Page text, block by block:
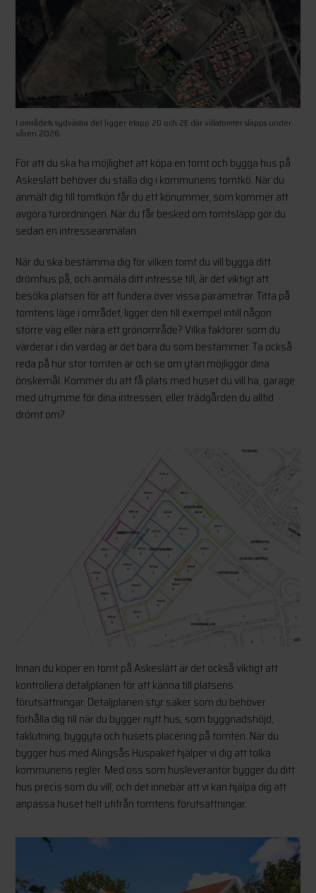
I områdets sydvästra del ligger etapp 2D och 2E där villatomter släpps under
våren 2026.
För att du ska ha möjlighet att köpa en tomt och bygga hus på
Askeslätt behöver du ställa dig i kommunens tomtkö. När du
anmält dig till tomtkön får du ett könummer, som kommer att
avgöra turordningen. När du får besked om tomtsläpp gör du
sedan en intresseanmälan.
När du ska bestämma dig för vilken tomt du vill bygga ditt
drömhus på, och anmäla ditt intresse till, är det viktigt att
besöka platsen för att fundera över vissa parametrar. Titta på
tomtens läge i området, ligger den till exempel intill någon
större väg eller nära ett grönområde? Vilka faktorer som du
värderar i din vardag är det bara du som bestämmer. Ta också
reda på hur stor tomten är och se om ytan möjliggör dina
önskemål. Kommer du att få plats med huset du vill ha, garage
med utrymme för dina intressen, eller trädgården du alltid
drömt om?
Innan du köper en tomt på Askeslätt är det också viktigt att
kontrollera detaljplanen för att känna till platsens
förutsättningar. Detaljplanen styr saker som du behöver
förhålla dig till när du bygger nytt hus, som byggnadshöjd,
taklutning, byggyta och husets placering på tomten. När du
bygger hus med Alingsås Huspaket hjälper vi dig att tolka
kommunens regler. Med oss som husleverantör bygger du ditt
hus precis som du vill, och det innebär att vi kan hjälpa dig att
anpassa huset helt utifrån tomtens förutsättningar.